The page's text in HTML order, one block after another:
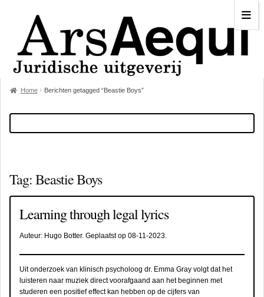
Home Berichten getagged “Beastie Boys”
Tag:Beastie Boys
Learning through legal lyrics
Auteur: Hugo Botter. Geplaatst op 08-11-2023.
Uit onderzoek van klinisch psycholoog dr. Emma Gray volgt dat het
luisteren naar muziek direct voorafgaand aan het beginnen met
studeren een positief effect kan hebben op de cijfers van